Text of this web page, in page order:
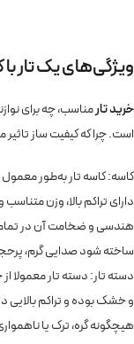
ویژگی‌های یک تار
خرید تارمناسب، چه برای
است. چرا که کیفیت ساز تاثیر
کاسه: کاسه تار به‌طور
دارای تراکم بالا، وزن
هندسی و ضخامت آن در تمام
ساخته شود صدایی گرم،
دسته تار: دسته تار معمولا
و خشک بوده و تراکم بالایی
هیچگونه گره، ترک یا